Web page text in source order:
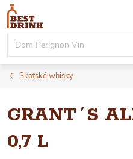
Přejít
obsah
Skotské whisky
GRANT´S
0,7 L